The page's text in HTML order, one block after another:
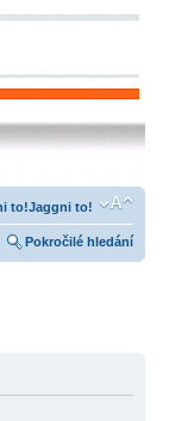
Jaggni to!
Pokročilé hledání